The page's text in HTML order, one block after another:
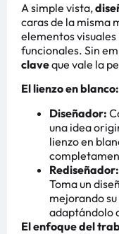
A simple vista,
caras de la misma
elementos
funcionales. Sin
claveque vale la
El lienzo en blanco:
Diseñador:
una idea
lienzo en
Rediseñador:
Toma un
mejorando
adaptándolo
El enfoque del